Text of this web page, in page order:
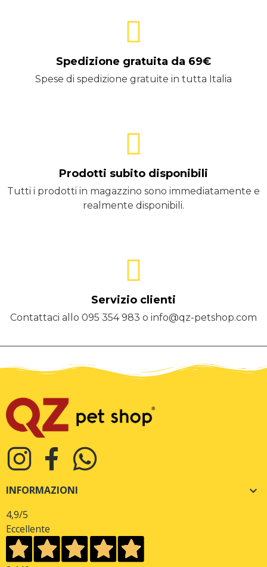
Spedizione gratuita da 69€
Spese di spedizione gratuite in tutta Italia
Prodotti subito disponibili
Tutti i prodotti in magazzino sono immediatamente e
realmente disponibili.
Servizio clienti
Contattaci allo 095 354 983 o info@qz-petshop.com
INFORMAZIONI 
4,9/5
Eccellente